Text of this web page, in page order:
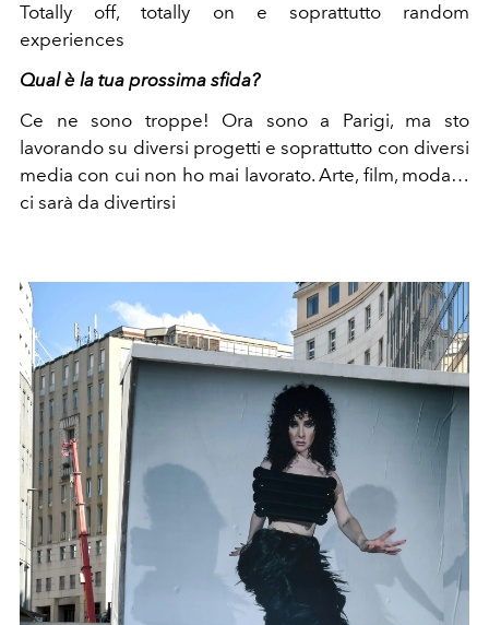
Totally off, totally on e soprattutto random
experiences
Qual è la tua prossima sfida?
Ce ne sono troppe! Ora sono a Parigi, ma sto
lavorando su diversi progetti e soprattutto con diversi
media con cui non ho mai lavorato. Arte, film, moda…
ci sarà da divertirsi